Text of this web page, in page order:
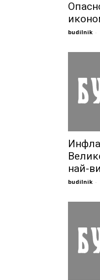
budilnik -
най-
budilnik -